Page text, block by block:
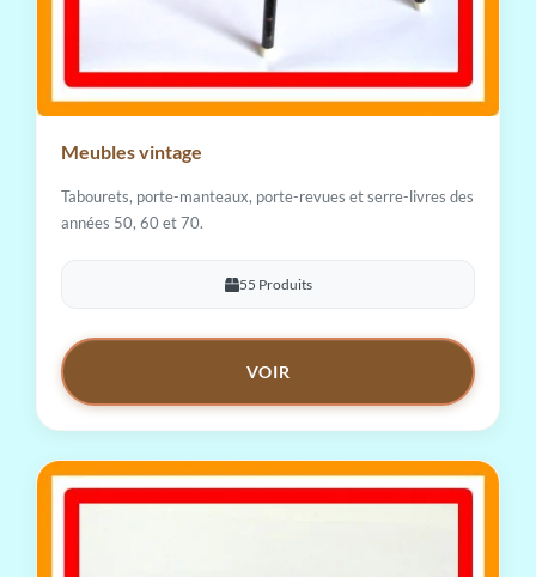
Meubles vintage
Tabourets, porte-manteaux, porte-revues et serre-livres des
années 50, 60 et 70.
55 Produits
VOIR